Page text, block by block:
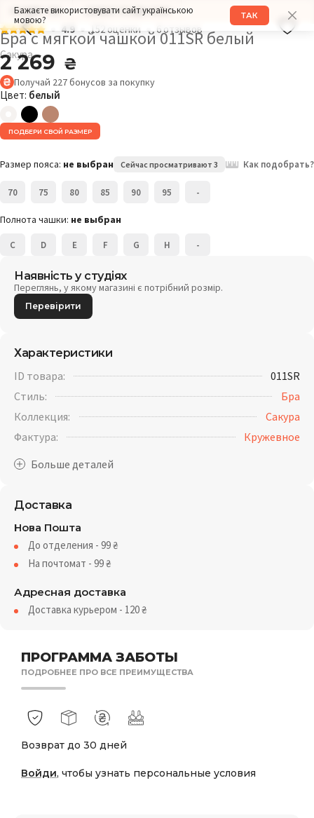
Бажаєте використовувати сайт українською
мовою?
ТАК
РАЗМЕР: 70F ОБХВАТ ГРУДИ: 94СМ
4.9 152 оценки 6 отзывов
Бра с мягкой чашкой 011SR белый
Сакура
2 269 ₴
Получай 227бонусов за покупку
Цвет: белый
ПОДБЕРИ СВОЙ РАЗМЕР
Размер пояса: не выбран Сейчас просматривают 3 Как подобрать?
70 75 80 85 90 95 -
Полнота чашки: не выбран
C D E F G H -
ПРОГРАММА ЗАБОТЫ
ПОДРОБНЕЕ ПРО ВСЕ ПРЕИМУЩЕСТВА
Возврат до 30 дней
Войди, чтобы узнать персональные условия
Наявність у студіях
Переглянь, у якому магазині є потрібний розмір.
Перевірити
Характеристики
ID товара:
011SR
Стиль:
Бра
Коллекция:
Сакура
Фактура:
Кружевное
Доставка
Нова Пошта
До отделения - 99₴
На почтомат - 99₴
Адресная доставка
Доставка курьером - 120₴